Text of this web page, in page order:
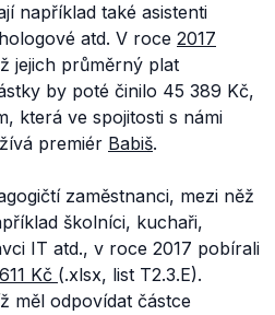
například také asistenti
atd. V roce 2017
jejich průměrný plat
by poté činilo 45 389 Kč,
která ve spojitosti s námi
premiér Babiš.
zaměstnanci, mezi něž
školníci, kuchaři,
IT atd., v roce 2017 pobírali
Kč (.xlsx, list T2.3.E).
měl odpovídat částce